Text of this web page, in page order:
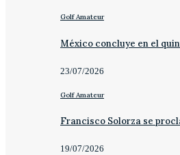
Golf Amateur
México concluye en el
23/07/2026
Golf Amateur
Francisco Solorza se
19/07/2026